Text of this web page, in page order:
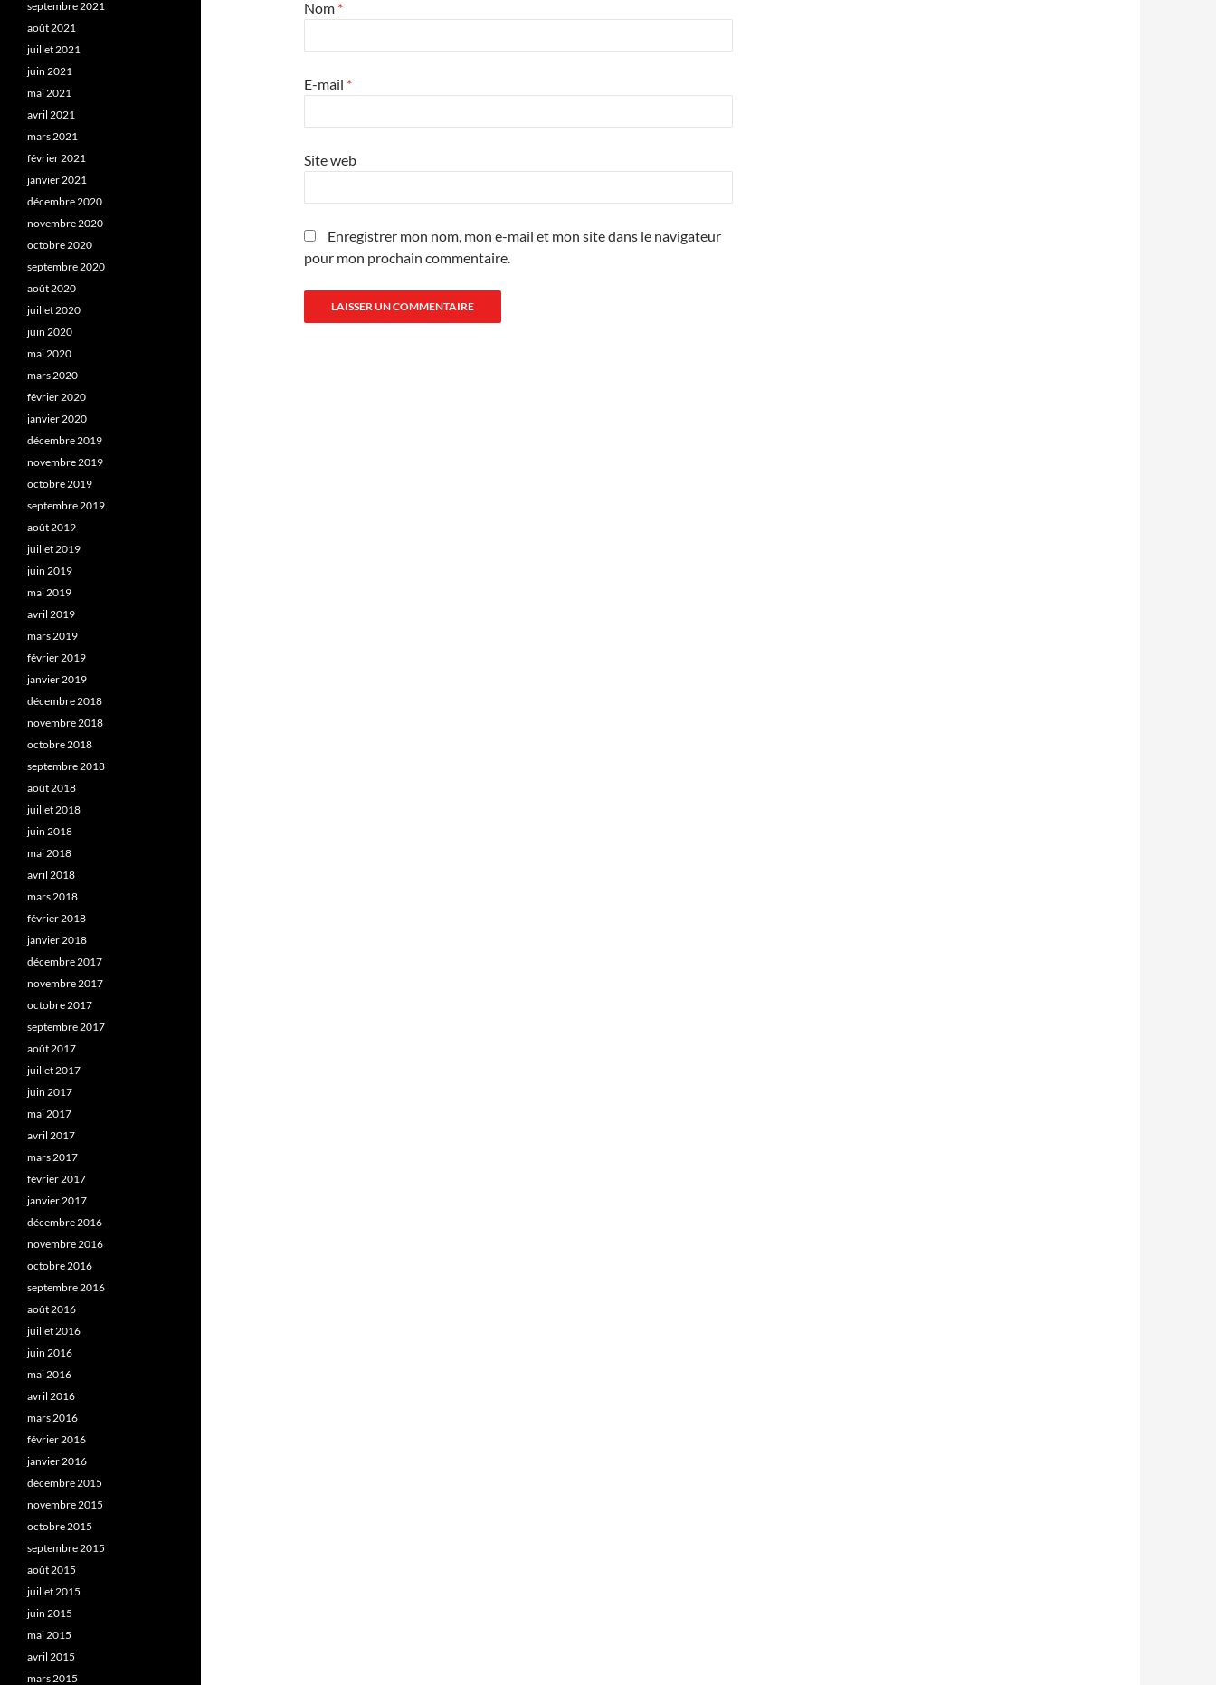
Nom *
E-mail *
Site web
Enregistrer mon nom, mon e-mail et mon site dans le navigateur
pour mon prochain commentaire.
septembre 2021
août 2021
juillet 2021
juin 2021
mai 2021
avril 2021
mars 2021
février 2021
janvier 2021
décembre 2020
novembre 2020
octobre 2020
septembre 2020
août 2020
juillet 2020
juin 2020
mai 2020
mars 2020
février 2020
janvier 2020
décembre 2019
novembre 2019
octobre 2019
septembre 2019
août 2019
juillet 2019
juin 2019
mai 2019
avril 2019
mars 2019
février 2019
janvier 2019
décembre 2018
novembre 2018
octobre 2018
septembre 2018
août 2018
juillet 2018
juin 2018
mai 2018
avril 2018
mars 2018
février 2018
janvier 2018
décembre 2017
novembre 2017
octobre 2017
septembre 2017
août 2017
juillet 2017
juin 2017
mai 2017
avril 2017
mars 2017
février 2017
janvier 2017
décembre 2016
novembre 2016
octobre 2016
septembre 2016
août 2016
juillet 2016
juin 2016
mai 2016
avril 2016
mars 2016
février 2016
janvier 2016
décembre 2015
novembre 2015
octobre 2015
septembre 2015
août 2015
juillet 2015
juin 2015
mai 2015
avril 2015
mars 2015